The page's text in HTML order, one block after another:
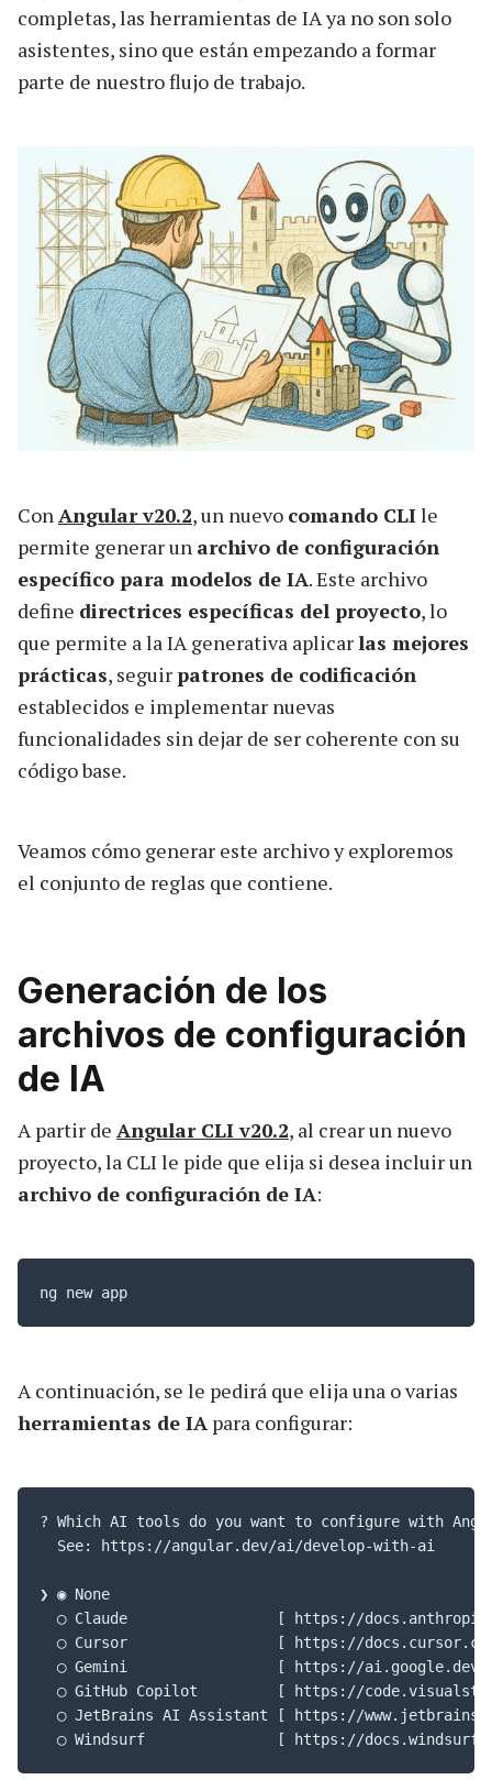
completas, las herramientas de IA ya no son solo
asistentes, sino que están empezando a formar
parte de nuestro flujo de trabajo.
ConAngular v20.2, un nuevo comando CLIle
permite generar un archivo de configuración
específico para modelos de IA. Este archivo
define directrices específicas del proyecto, lo
que permite a la IA generativa aplicarlas mejores
prácticas, seguir patrones de codificación
establecidos e implementar nuevas
funcionalidades sin dejar de ser coherente con su
código base.
Veamos cómo generar este archivo y exploremos
el conjunto de reglas que contiene.
Generación de los
archivos de configuración
de IA
A partir de Angular CLI v20.2, al crear un nuevo
proyecto, la CLI le pide que elija si desea incluir un
archivo de configuración de IA:
ng new app
A continuación, se le pedirá que elija una o varias
herramientas de IA para configurar:
? Which AI tools do you want to configure with
  See: https://angular.dev/ai/develop-with-ai
❯ ◉ None
◯ Claude                 [ https://
◯ Cursor                 [ https://
◯ Gemini                 [ https://
◯ GitHub Copilot         [ https://
◯ JetBrains AI Assistant [ https://
◯ Windsurf               [ https://